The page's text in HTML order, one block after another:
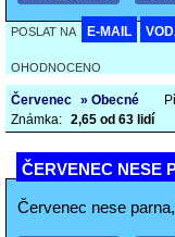
POSLAT NA E-MAIL
OHODNOCENO
Červenec » Obecné
Známka: 2,65 od 63 lidí
ČERVENEC NESE
Červenec nese